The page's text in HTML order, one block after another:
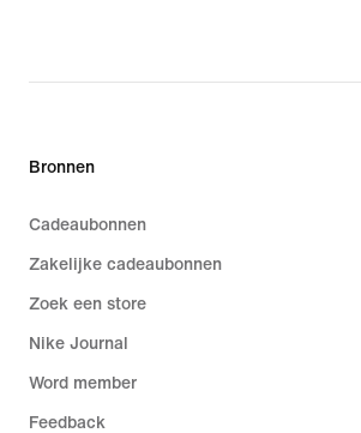
Bronnen
Cadeaubonnen
Zakelijke cadeaubonnen
Zoek een store
Nike Journal
Word member
Feedback